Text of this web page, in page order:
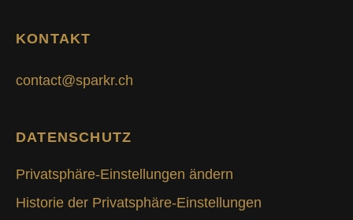
KONTAKT
contact@sparkr.ch
DATENSCHUTZ
Privatsphäre-Einstellungen ändern
Historie der Privatsphäre-Einstellungen